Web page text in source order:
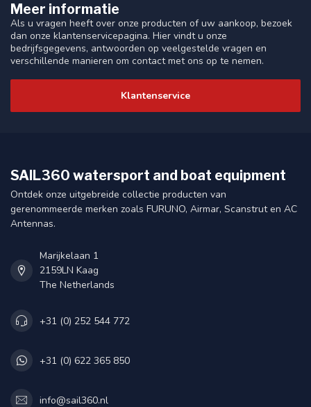
Meer informatie
Als u vragen heeft over onze producten of uw aankoop, bezoek
dan onze klantenservicepagina. Hier vindt u onze
bedrijfsgegevens, antwoorden op veelgestelde vragen en
verschillende manieren om contact met ons op te nemen.
Klantenservice
SAIL360 watersport and boat equipment
Ontdek onze uitgebreide collectie producten van
gerenommeerde merken zoals FURUNO, Airmar, Scanstrut en AC
Antennas.
Marijkelaan 1
2159LN Kaag
The Netherlands
+31 (0) 252 544 772
+31 (0) 622 365 850
info@sail360.nl